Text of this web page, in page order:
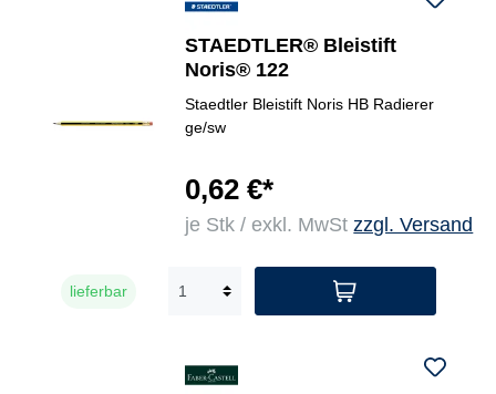
STAEDTLER® Bleistift
Noris® 122
Staedtler Bleistift Noris HB Radierer
ge/sw
0,62 €*
je Stk / exkl. MwStzzgl. Versand
lieferbar